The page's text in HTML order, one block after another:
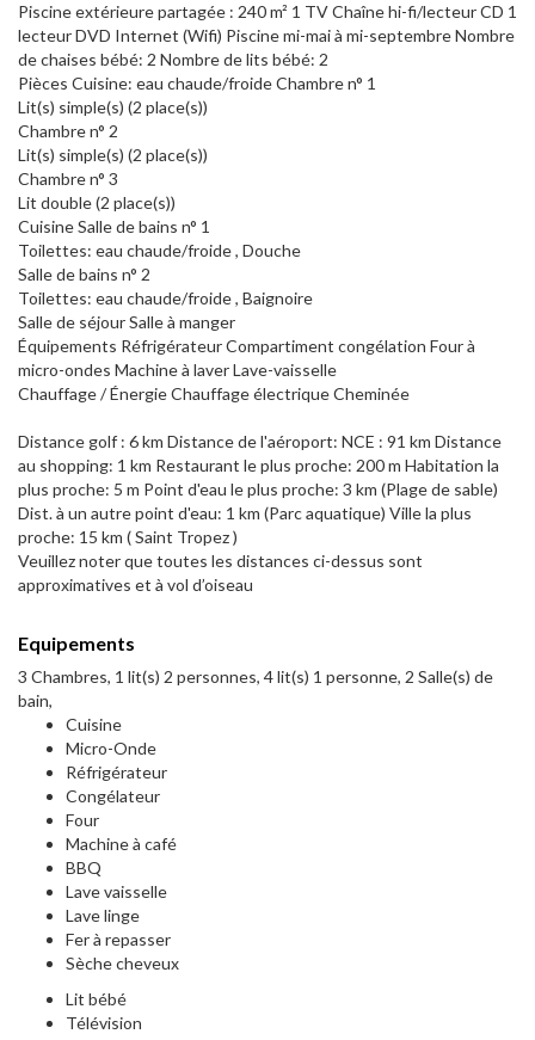
Piscine extérieure partagée : 240 m² 1 TV Chaîne hi-fi/lecteur CD 1
lecteur DVD Internet (Wifi) Piscine mi-mai à mi-septembre Nombre
de chaises bébé: 2 Nombre de lits bébé: 2
Pièces Cuisine: eau chaude/froide Chambre n° 1
Lit(s) simple(s) (2 place(s))
Chambre n° 2
Lit(s) simple(s) (2 place(s))
Chambre n° 3
Lit double (2 place(s))
Cuisine Salle de bains n° 1
Toilettes: eau chaude/froide , Douche
Salle de bains n° 2
Toilettes: eau chaude/froide , Baignoire
Salle de séjour Salle à manger
Équipements Réfrigérateur Compartiment congélation Four à
micro-ondes Machine à laver Lave-vaisselle
Chauffage / Énergie Chauffage électrique Cheminée
Distance golf : 6 km Distance de l'aéroport: NCE : 91 km Distance
au shopping: 1 km Restaurant le plus proche: 200 m Habitation la
plus proche: 5 m Point d'eau le plus proche: 3 km (Plage de sable)
Dist. à un autre point d'eau: 1 km (Parc aquatique) Ville la plus
proche: 15 km ( Saint Tropez )
Veuillez noter que toutes les distances ci-dessus sont
approximatives et à vol d’oiseau
Equipements
3 Chambres, 1 lit(s) 2 personnes, 4 lit(s) 1 personne, 2 Salle(s) de
bain,
Cuisine
Micro-Onde
Réfrigérateur
Congélateur
Four
Machine à café
BBQ
Lave vaisselle
Lave linge
Fer à repasser
Sèche cheveux
Lit bébé
Télévision